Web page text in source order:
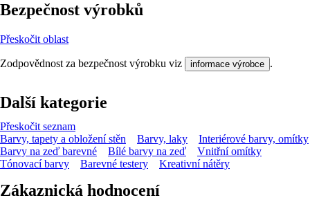
Bezpečnost výrobků
Přeskočit oblast
Zodpovědnost za bezpečnost výrobku viz informace výrobce .
Další kategorie
Přeskočit seznam
Barvy, tapety a obložení stěn
Barvy, laky
Interiérové barvy, omítky
Barvy na zeď barevné
Bílé barvy na zeď
Vnitřní omítky
Tónovací barvy
Barevné testery Kreativní nátěry
Zákaznická hodnocení